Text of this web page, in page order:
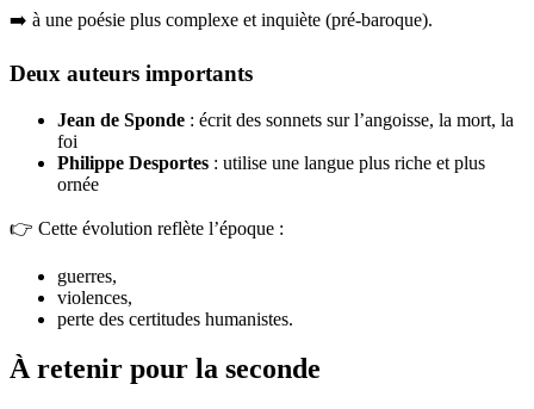
➡️ à une poésie plus complexe et inquiète (pré-baroque).
Deux auteurs importants
Jean de Sponde : écrit des sonnets sur l’angoisse, la mort, la
foi
Philippe Desportes : utilise une langue plus riche et plus
ornée
👉 Cette évolution reflète l’époque :
guerres,
violences,
perte des certitudes humanistes.
À retenir pour la seconde